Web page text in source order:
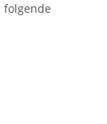
folgende